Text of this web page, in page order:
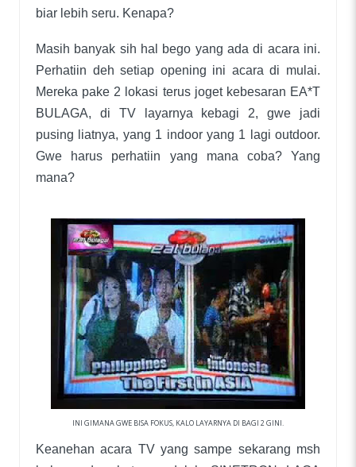
biar lebih seru. Kenapa?
Masih banyak sih hal bego yang ada di acara ini.
Perhatiin deh setiap opening ini acara di mulai.
Mereka pake 2 lokasi terus joget kebesaran EA*T
BULAGA, di TV layarnya kebagi 2, gwe jadi
pusing liatnya, yang 1 indoor yang 1 lagi outdoor.
Gwe harus perhatiin yang mana coba? Yang
mana?
INI GIMANA GWE BISA FOKUS, KALO LAYARNYA DI BAGI 2 GINI.
Keanehan acara TV yang sampe sekarang msh